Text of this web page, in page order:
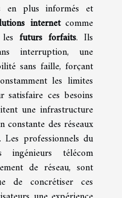
en plus informés et
internetcomme
futurs forfaits. Ils
interruption, une
sans faille, forçant
les limites
satisfaire ces besoins
une infrastructure
constante des réseaux
professionnels du
télécom
de réseau, sont
de concrétiser ces